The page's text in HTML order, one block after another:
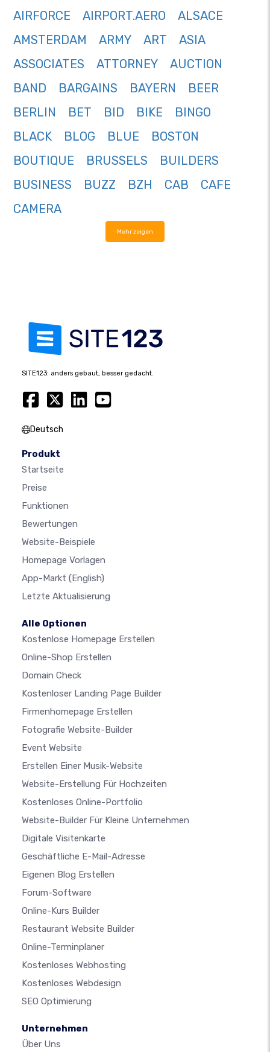
AIRFORCE
AIRPORT.AERO
ALSACE
AMSTERDAM
ARMY ART
ASIA
ASSOCIATES
ATTORNEY
AUCTION
BAND
BARGAINS BAYERN
BEER
BERLIN
BET BID BIKE
BINGO
BLACK
BLOG BLUE
BOSTON
BOUTIQUE
BRUSSELS
BUILDERS
BUSINESS
BUZZ BZH CAB
CAFE
CAMERA
Mehr zeigen
SITE123: anders gebaut, besser gedacht.
Deutsch
Produkt
Startseite
Preise
Funktionen
Bewertungen
Website-Beispiele
Homepage Vorlagen
App-Markt (English)
Letzte Aktualisierung
Alle Optionen
Kostenlose Homepage Erstellen
Online-Shop Erstellen
Domain Check
Kostenloser Landing Page Builder
Firmenhomepage Erstellen
Fotografie Website-Builder
Event Website
Erstellen Einer Musik-Website
Website-Erstellung Für Hochzeiten
Kostenloses Online-Portfolio
Website-Builder Für Kleine Unternehmen
Digitale Visitenkarte
Geschäftliche E-Mail-Adresse
Eigenen Blog Erstellen
Forum-Software
Online-Kurs Builder
Restaurant Website Builder
Online-Terminplaner
Kostenloses Webhosting
Kostenloses Webdesign
SEO Optimierung
Unternehmen
Über Uns